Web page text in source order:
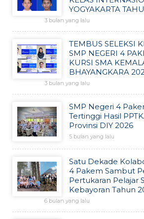
YOGYAKARTA
3 bulan yang lalu
TEMBUS SELEKSI
SMP NEGERI 4
KURSI SMA
BHAYANGKARA
3 bulan yang lalu
SMP Negeri 4
Tertinggi Hasil
Provinsi DIY 2026
5 bulan yang lalu
Satu Dekade
4 Pakem Sambut
Pertukaran Pelajar
Kebayoran Tahun
6 bulan yang lalu